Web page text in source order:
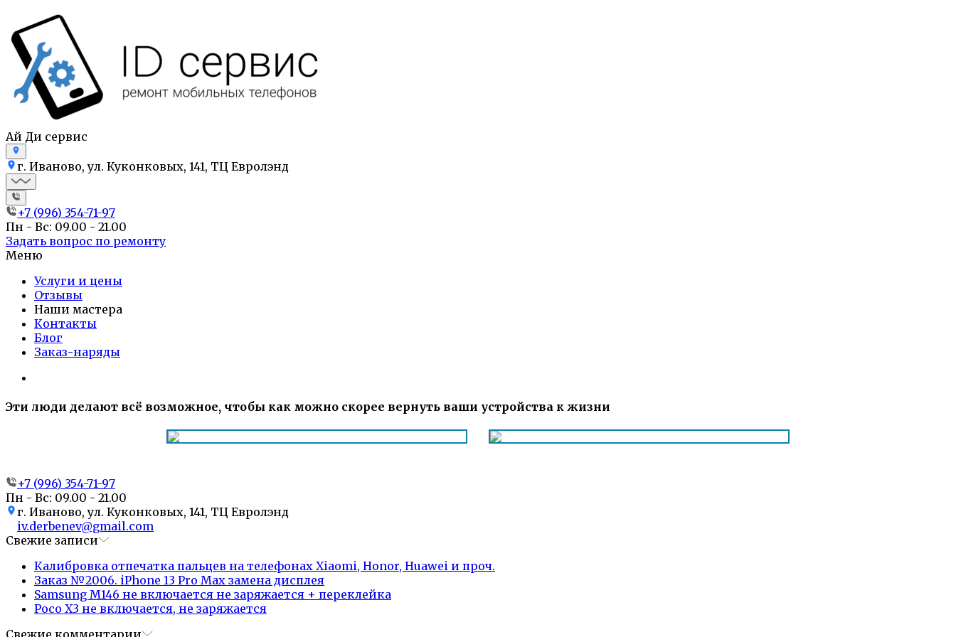
Ай Ди сервис
г. Иваново, ул. Куконковых, 141, ТЦ Евролэнд
+7 (996) 354-71-97
Пн - Вс: 09.00 - 21.00
Задать вопрос по ремонту
Меню
Услуги и цены
Отзывы
Наши мастера
Контакты
Блог
Заказ-наряды
Эти люди делают всё возможное, чтобы как можно скорее вернуть ваши устройства к жизни
+7 (996) 354-71-97
Пн - Вс: 09.00 - 21.00
г. Иваново, ул. Куконковых, 141, ТЦ Евролэнд
iv.derbenev@gmail.com
Свежие записи
Калибровка отпечатка пальцев на телефонах Xiaomi, Honor, Huawei и проч.
Заказ №2006. iPhone 13 Pro Max замена дисплея
Samsung M146 не включается не заряжается + переклейка
Poco X3 не включается, не заряжается
Свежие комментарии